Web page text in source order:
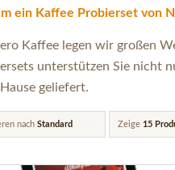
ein Kaffee Probierset von
Kaffee legen wir großen
unterstützen Sie nicht
geliefert.
nach Standard Zeige 15